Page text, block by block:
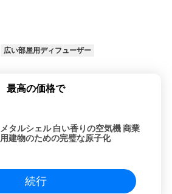
広い部屋用ディフューザー
最高の価格で
メタルシェル 白い香りの空気機 商業
用建物のための完璧な原子化
続行